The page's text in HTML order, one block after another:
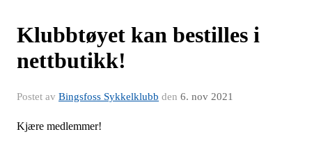
Klubbtøyet kan bestilles i
nettbutikk!
Postet av Bingsfoss Sykkelklubb den 6. nov 2021
Kjære medlemmer!